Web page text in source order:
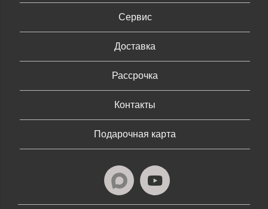
Сервис
Доставка
Рассрочка
Контакты
Подарочная карта